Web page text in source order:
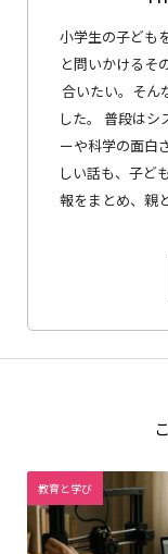
小学生の子ども
と問いかけるそ
合いたい。そん
した。 普段は
ーや科学の面白
しい話も、子ど
報をまとめ、親
教育と学び